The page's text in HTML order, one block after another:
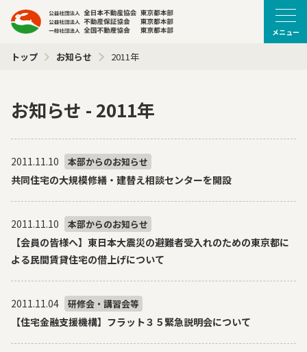
メニュー
トップ お知らせ 2011年
お知らせ - 2011年
2011.11.10 本部からのお知らせ
共同住宅の大規模修繕・建替え相談センターを開設
2011.11.10 本部からのお知らせ
【会員の皆様へ】東日本大震災の避難者受入れのための東京都に
よる民間賃貸住宅の借上げについて
2011.11.04 研修会・講習会等
【住宅金融支援機構】フラット３５緊急説明会について